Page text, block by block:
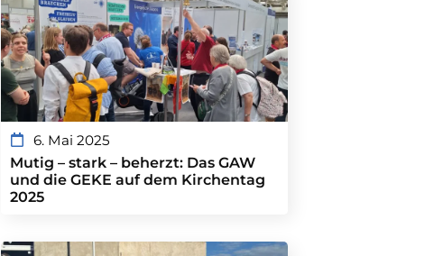
6. Mai 2025
Mutig – stark – beherzt: Das GAW
und die GEKE auf dem Kirchentag
2025